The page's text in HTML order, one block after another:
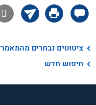

ציטוטים נבחרים מהמאמר
חיפוש חדש